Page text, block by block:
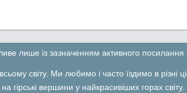
лише із зазначенням активного
світу. Ми любимо і часто їздимо в різні
гірські вершини у найкрасивіших горах